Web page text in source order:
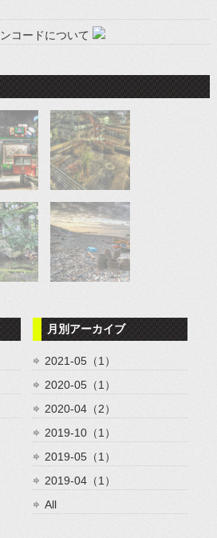
コードについて
月別アーカイブ
2021-05（1）
2020-05（1）
2020-04（2）
2019-10（1）
2019-05（1）
2019-04（1）
All